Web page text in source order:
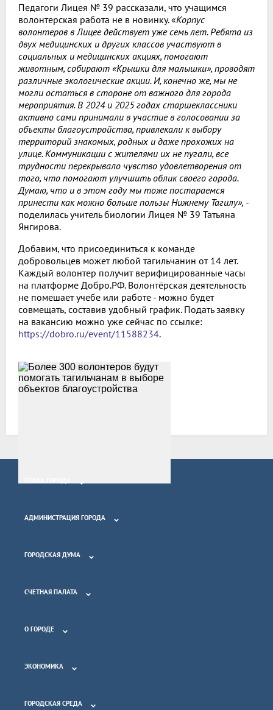
Педагоги Лицея № 39 рассказали, что учащимся
волонтерская работа не в новинку. «Корпус
волонтеров в Лицее действует уже семь лет. Ребята из
двух медицинских и других классов участвуют в
социальных и медицинских акциях, помогают
животным, собирают «Крышки для малышки», проводят
различные экологические акции. И, конечно же, мы не
могли остаться в стороне от важного для города
мероприятия. В 2024 и 2025 годах старшеклассники
активно сами принимали в участие в голосовании за
объекты благоустройства, привлекали к выбору
территорий знакомых, родных и даже прохожих на
улице. Коммуникации с жителями их не пугали, все
трудности перекрывало чувство удовлетворения от
того, что помогают улучшить облик своего города.
Думаю, что и в этом году мы тоже постараемся
принести как можно больше пользы Нижнему Тагилу», -
поделилась учитель биологии Лицея № 39 Татьяна
Янгирова.
Добавим, что присоединиться к команде
добровольцев может любой тагильчанин от 14 лет.
Каждый волонтер получит верифицированные часы
на платформе Добро.РФ. Волонтёрская деятельность
не помешает учебе или работе - можно будет
совмещать, составив удобный график. Подать заявку
на вакансию можно уже сейчас по ссылке:
https://dobro.ru/event/11588234.
АДМИНИСТРАЦИЯ ГОРОДА
ГОРОДСКАЯ ДУМА
СЧЕТНАЯ ПАЛАТА
О ГОРОДЕ
ЭКОНОМИКА
ГОРОДСКАЯ СРЕДА